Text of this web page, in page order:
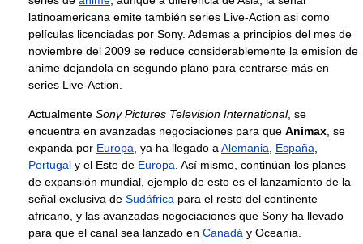
latinoamericana emite también series Live-Action asi como
películas licenciadas por Sony. Ademas a principios del mes de
noviembre del 2009 se reduce considerablemente la emisíon de
anime dejandola en segundo plano para centrarse más en
series Live-Action.
Actualmente Sony Pictures Television International, se
encuentra en avanzadas negociaciones para que Animax, se
expanda por Europa, ya ha llegado aAlemania, España,
Portugal y el Este de Europa. Así mismo, continúan los planes
de expansión mundial, ejemplo de esto es el lanzamiento de la
señal exclusiva de Sudáfrica para el resto del continente
africano, y las avanzadas negociaciones que Sony ha llevado
para que el canal sea lanzado en Canadá y Oceania.